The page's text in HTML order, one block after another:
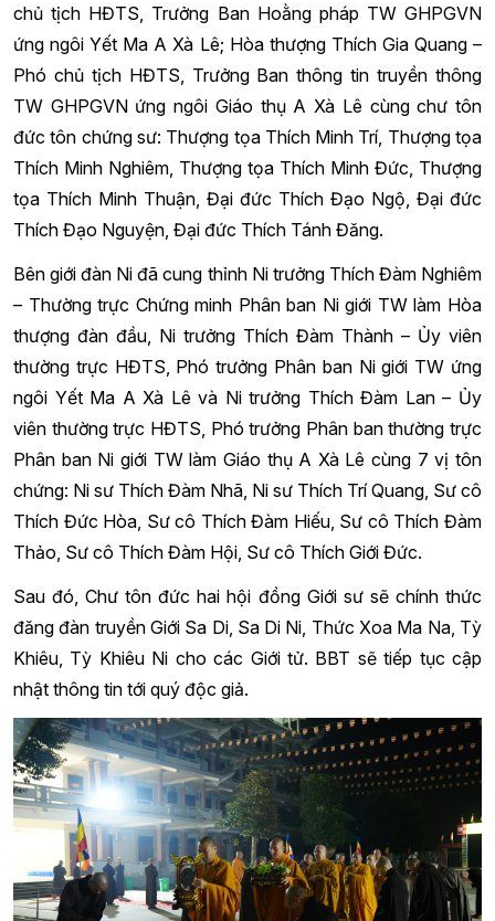
chủ tịch HĐTS, Trưởng Ban Hoằng pháp TW GHPGVN
ứng ngôi Yết Ma A Xà Lê; Hòa thượng Thích Gia Quang –
Phó chủ tịch HĐTS, Trưởng Ban thông tin truyền thông
TW GHPGVN ứng ngôi Giáo thụ A Xà Lê cùng chư tôn
đức tôn chứng sư: Thượng tọa Thích Minh Trí, Thượng tọa
Thích Minh Nghiêm, Thượng tọa Thích Minh Đức, Thượng
tọa Thích Minh Thuận, Đại đức Thích Đạo Ngộ, Đại đức
Thích Đạo Nguyện, Đại đức Thích Tánh Đăng.
Bên giới đàn Ni đã cung thỉnh Ni trưởng Thích Đàm Nghiêm
– Thường trực Chứng minh Phân ban Ni giới TW làm Hòa
thượng đàn đầu, Ni trưởng Thích Đàm Thành – Ủy viên
thường trực HĐTS, Phó trưởng Phân ban Ni giới TW ứng
ngôi Yết Ma A Xà Lê và Ni trưởng Thích Đàm Lan – Ủy
viên thường trực HĐTS, Phó trưởng Phân ban thường trực
Phân ban Ni giới TW làm Giáo thụ A Xà Lê cùng 7 vị tôn
chứng: Ni sư Thích Đàm Nhã, Ni sư Thích Trí Quang, Sư cô
Thích Đức Hòa, Sư cô Thích Đàm Hiếu, Sư cô Thích Đàm
Thảo, Sư cô Thích Đàm Hội, Sư cô Thích Giới Đức.
Sau đó, Chư tôn đức hai hội đồng Giới sư sẽ chính thức
đăng đàn truyền Giới Sa Di, Sa Di Ni, Thức Xoa Ma Na, Tỳ
Khiêu, Tỳ Khiêu Ni cho các Giới tử. BBT sẽ tiếp tục cập
nhật thông tin tới quý độc giả.